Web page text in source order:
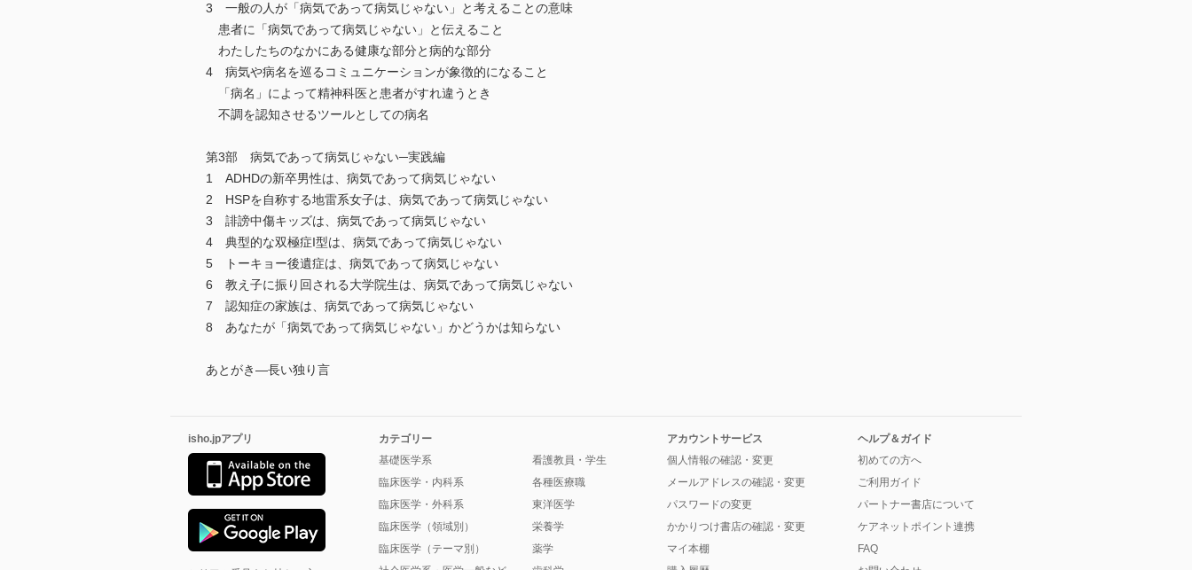
3 一般の人が「病気であって病気じゃない」と考えることの意味
患者に「病気であって病気じゃない」と伝えること
わたしたちのなかにある健康な部分と病的な部分
4 病気や病名を巡るコミュニケーションが象徴的になること
「病名」によって精神科医と患者がすれ違うとき
不調を認知させるツールとしての病名
第3部 病気であって病気じゃない─実践編
1 ADHDの新卒男性は、病気であって病気じゃない
2 HSPを自称する地雷系女子は、病気であって病気じゃない
3 誹謗中傷キッズは、病気であって病気じゃない
4 典型的な双極症I型は、病気であって病気じゃない
5 トーキョー後遺症は、病気であって病気じゃない
6 教え子に振り回される大学院生は、病気であって病気じゃない
7 認知症の家族は、病気であって病気じゃない
8 あなたが「病気であって病気じゃない」かどうかは知らない
あとがき―長い独り言
isho.jpアプリ
カテゴリー
基礎医学系
臨床医学・内科系
臨床医学・外科系
臨床医学（領域別）
臨床医学（テーマ別）
看護教員・学生
各種医療職
東洋医学
栄養学
薬学
アカウントサービス
個人情報の確認・変更
メールアドレスの確認・変更
パスワードの変更
かかりつけ書店の確認・変更
マイ本棚
ヘルプ＆ガイド
初めての方へ
ご利用ガイド
パートナー書店について
ケアネットポイント連携
FAQ